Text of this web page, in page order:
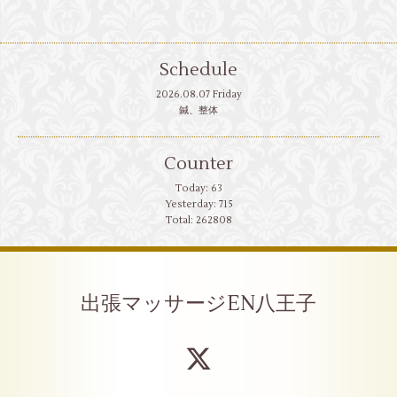
Schedule
2026.08.07 Friday
鍼、整体
Counter
Today: 63
Yesterday: 715
Total: 262808
出張マッサージEN八王子